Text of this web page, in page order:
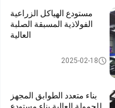
مستودع الهياكل الزراعية
الفولاذية المسبقة الصلبة
العالية
بناء الفولاذ الزراعي2025-02-18
بناء متعدد الطوابق المجهز